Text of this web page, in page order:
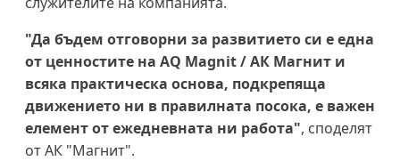
"Да бъдем отговорни за развитието си е една
от ценностите на AQ Magnit / АК Магнит и
всяка практическа основа, подкрепяща
движението ни в правилната посока, е важен
елемент от ежедневната ни работа", споделят
от АК "Магнит".